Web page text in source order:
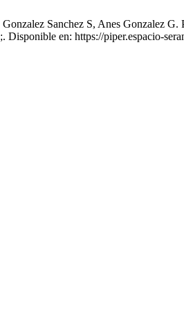
Gonzalez Sanchez S, Anes
en: https://piper.espacio-